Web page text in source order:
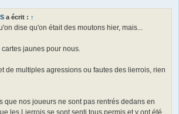
a écrit : ↑
dise qu'on était des moutons hier, mais...
jaunes pour nous.
de multiples agressions ou fautes des lierrois, rien
que nos joueurs ne sont pas rentrés dedans en
les Lierrois se sont senti tous permis et y ont été